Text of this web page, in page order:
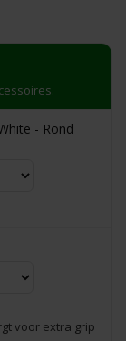
- Rond
voor extra grip